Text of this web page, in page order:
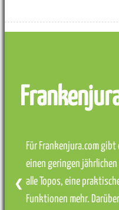
Für Frankenjura.com
einen geringen
alle Topos, eine
Funktionen mehr.
❮